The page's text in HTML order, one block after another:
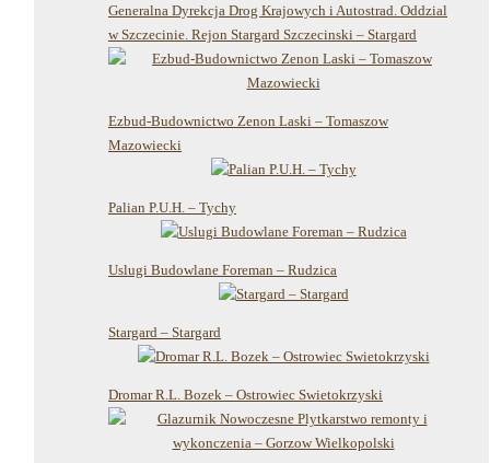
Generalna Dyrekcja Drog Krajowych i Autostrad. Oddzial
w Szczecinie. Rejon Stargard Szczecinski – Stargard
Ezbud-Budownictwo Zenon Laski – Tomaszow
Mazowiecki
Palian P.U.H. – Tychy
Uslugi Budowlane Foreman – Rudzica
Stargard – Stargard
Dromar R.L. Bozek – Ostrowiec Swietokrzyski